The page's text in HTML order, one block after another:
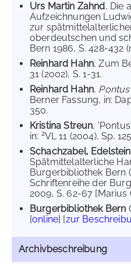
Urs Martin Zahnd, Die
Aufzeichnungen
zur
oberdeutschen und
Bern 1986, S. 428-432
Reinhard Hahn, Zum
31 (2002), S. 1-31.
Reinhard Hahn,
Berner Fassung, in:
350.
Kristina Streun,
in: 2VL 11 (2004), Sp.
Schachzabel,
Spätmittelalterliche
Burgerbibliothek Bern
Schriftenreihe der
2009, S. 62-67 [Marius
Burgerbibliothek Bern
[online] [zur
Archivbeschreibung